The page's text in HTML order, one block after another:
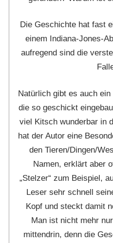
Die Geschichte hat fast
einem Indiana-Jones-
aufregend sind die
Natürlich gibt es auch
die so geschickt
viel Kitsch wunderbar in
hat der Autor eine
den Tieren/Dingen/
Namen, erklärt aber
„Stelzer“ zum Beispiel,
Leser sehr schnell
Kopf und steckt damit
Man ist nicht mehr
mittendrin, denn die